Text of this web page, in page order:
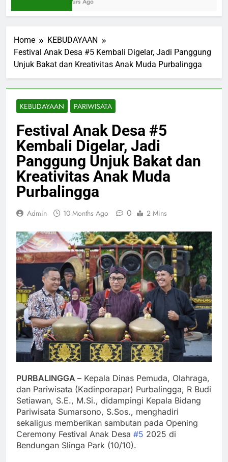
Home
KEBUDAYAAN
Festival Anak Desa #5 Kembali Digelar, Jadi Panggung
Unjuk Bakat dan Kreativitas Anak Muda Purbalingga
KEBUDAYAAN PARIWISATA
Festival Anak Desa #5
Kembali Digelar, Jadi
Panggung Unjuk Bakat dan
Kreativitas Anak Muda
Purbalingga
Admin 10 Months Ago 0 2 Mins
PURBALINGGA – Kepala Dinas Pemuda, Olahraga,
dan Pariwisata (Kadinporapar) Purbalingga, R Budi
Setiawan, S.E., M.Si., didampingi Kepala Bidang
Pariwisata Sumarsono, S.Sos., menghadiri
sekaligus memberikan sambutan pada Opening
Ceremony Festival Anak Desa #5 2025 di
Bendungan Slinga Park (10/10).